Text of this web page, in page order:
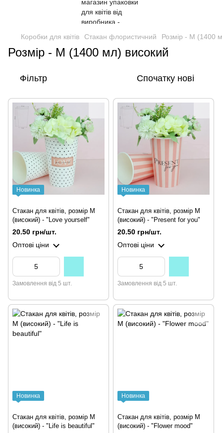
Коробки для квітів Стакан флористичний Розмір - М (1400
Розмір - М (1400 мл) високий
Фільтр Спочатку нові
Новинка
Стакан для квітів, розмір М
(високий) - "Love yourself"
20.50 грн/шт.
Оптові ціни
Замовлення від 5 шт.
Новинка
Стакан для квітів, розмір М
(високий) - "Present for you"
20.50 грн/шт.
Оптові ціни
Замовлення від 5 шт.
Новинка
Стакан для квітів, розмір М
(високий) - "Life is beautiful"
Новинка
Стакан для квітів, розмір М
(високий) - "Flower mood"